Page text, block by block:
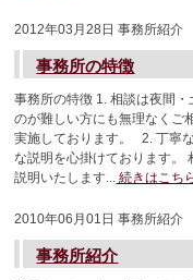
2012年03月28日 事務所紹介
事務所の特徴
事務所の特徴 1. 相談は夜間
のが難しい方にも無理なくご
実施しております。 2. 丁寧
な説明を心掛けております。
説明いたします... 続きはこち
2010年06月01日 事務所紹介
事務所紹介